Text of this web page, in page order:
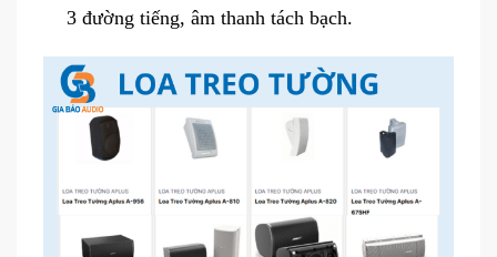
3 đường tiếng, âm thanh tách bạch.